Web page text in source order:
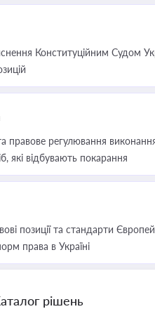
Конституційним Судом
правове регулювання
які відбувають покарання
позиції та стандарти
права в Україні
рішень